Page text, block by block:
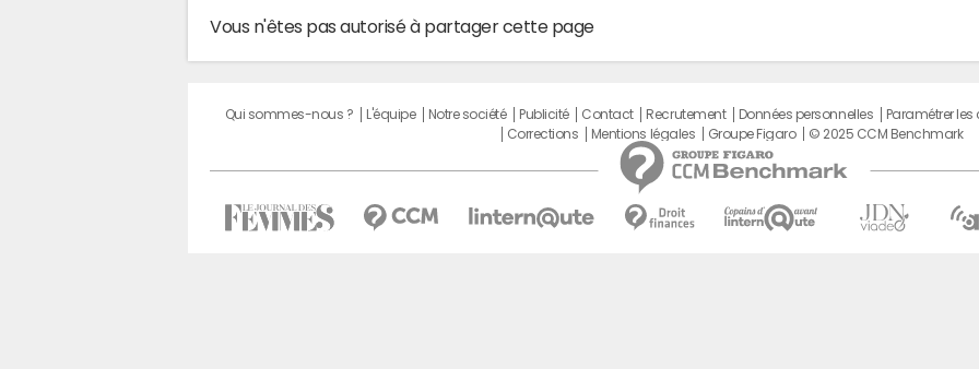
Vous n'êtes pas autorisé à partager cette page
Qui sommes-nous ? L'équipe Notre société Publicité Contact Recrutement Données personnelles Paramétrer les
Corrections
Mentions légales Groupe Figaro © 2025 CCM Benchmark